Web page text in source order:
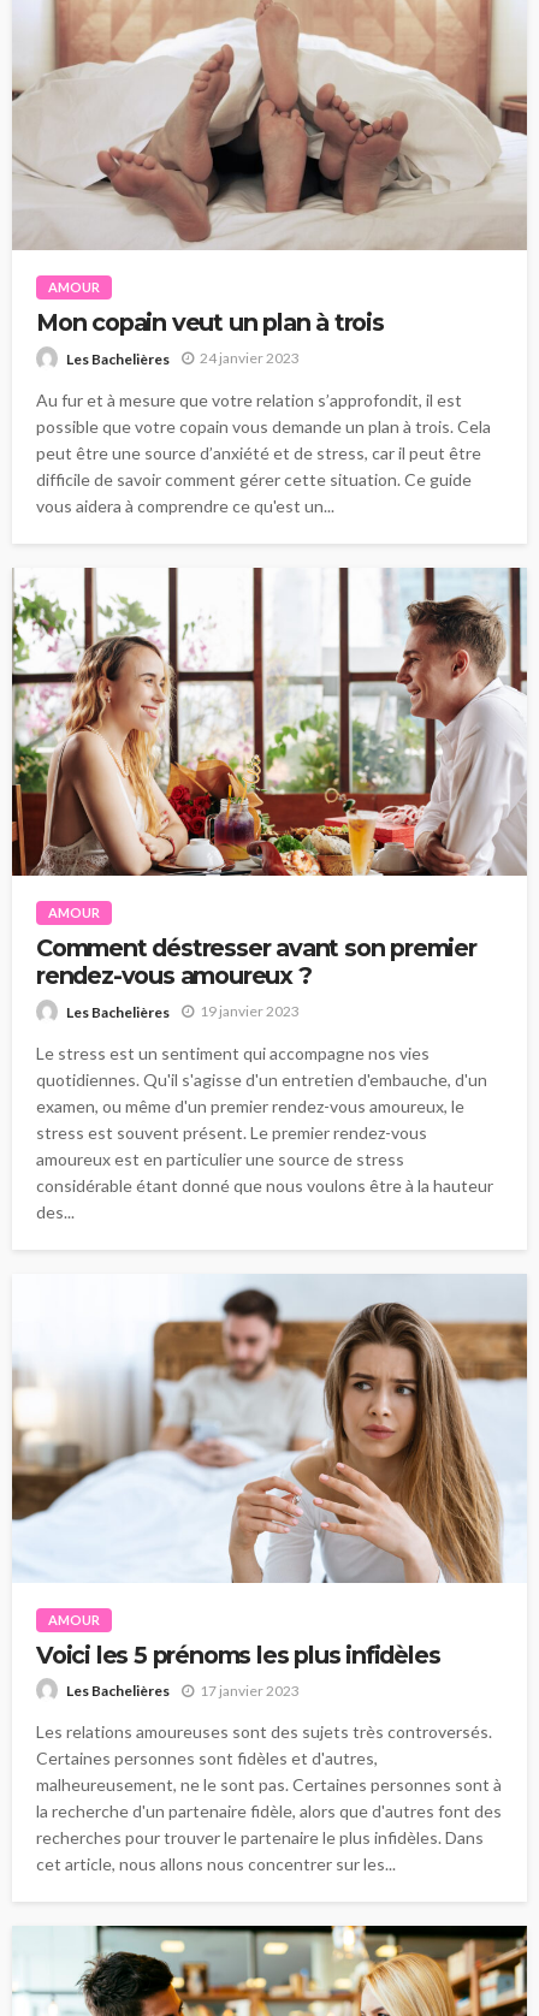
AMOUR
Mon copain veut un plan à trois
Les Bachelières 24 janvier 2023
Au fur et à mesure que votre relation s’approfondit, il est
possible que votre copain vous demande un plan à trois. Cela
peut être une source d’anxiété et de stress, car il peut être
difficile de savoir comment gérer cette situation. Ce guide
vous aidera à comprendre ce qu'est un...
AMOUR
Comment déstresser avant son premier
rendez-vous amoureux ?
Les Bachelières 19 janvier 2023
Le stress est un sentiment qui accompagne nos vies
quotidiennes. Qu'il s'agisse d'un entretien d'embauche, d'un
examen, ou même d'un premier rendez-vous amoureux, le
stress est souvent présent. Le premier rendez-vous
amoureux est en particulier une source de stress
considérable étant donné que nous voulons être à la hauteur
des...
AMOUR
Voici les 5 prénoms les plus infidèles
Les Bachelières 17 janvier 2023
Les relations amoureuses sont des sujets très controversés.
Certaines personnes sont fidèles et d'autres,
malheureusement, ne le sont pas. Certaines personnes sont à
la recherche d'un partenaire fidèle, alors que d'autres font des
recherches pour trouver le partenaire le plus infidèles. Dans
cet article, nous allons nous concentrer sur les...